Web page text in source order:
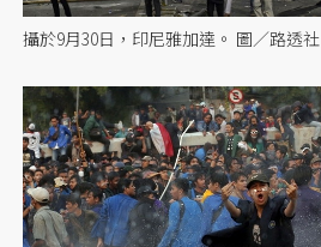
攝於9月30日，印尼雅加達。 圖／路透社